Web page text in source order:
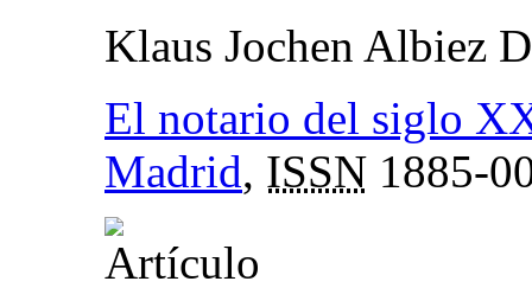
Klaus Jochen Albiez
El notario del siglo
Madrid, ISSN 1885-